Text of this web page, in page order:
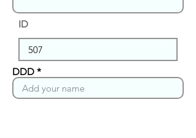
ID
DDD